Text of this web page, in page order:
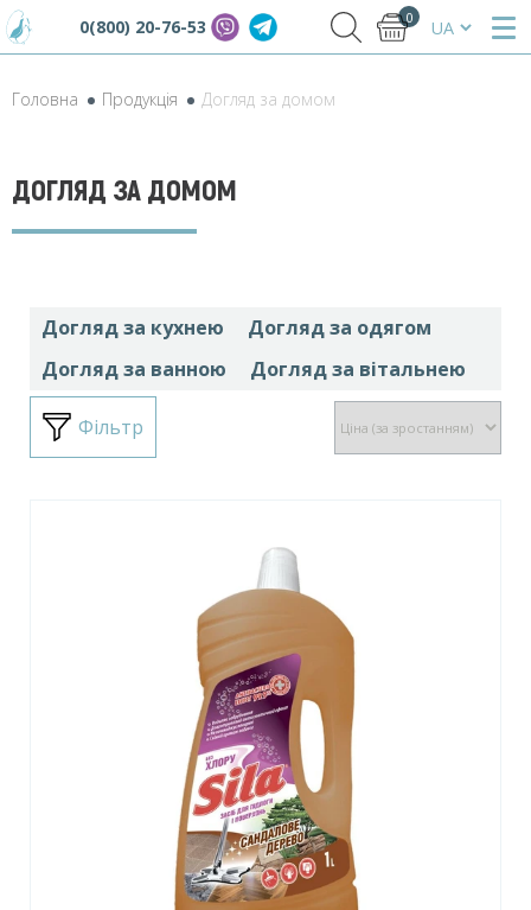
0(800) 20-76-53 0
Головна Продукція Догляд за домом
ДОГЛЯД ЗА ДОМОМ
Догляд за кухнею
Догляд за одягом
Догляд за ванною
Догляд за вітальнею
Фільтр